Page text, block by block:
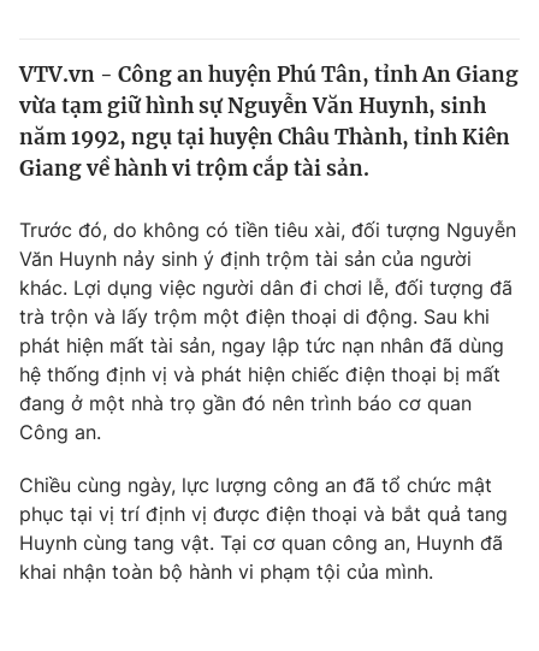
Y tế
Thế giới
Thế giới đó đây
Câu chuyện quốc tế
Kinh tế
Tài chính
Thị trường
Góc doanh nghiệp
Dữ liệu và đời sống
Truyền hình
Phim VTV
Nhân vật
Khán giả
Giải trí
Điện ảnh
Âm nhạc
Sao
Đời sống
Du lịch
Giáo dục
Giáo dục
VTV.vn - Công an huyện Phú Tân, tỉnh An Giang
vừa tạm giữ hình sự Nguyễn Văn Huynh, sinh
năm 1992, ngụ tại huyện Châu Thành, tỉnh Kiên
Giang về hành vi trộm cắp tài sản.
Trước đó, do không có tiền tiêu xài, đối tượng Nguyễn
Văn Huynh nảy sinh ý định trộm tài sản của người
khác. Lợi dụng việc người dân đi chơi lễ, đối tượng đã
trà trộn và lấy trộm một điện thoại di động. Sau khi
phát hiện mất tài sản, ngay lập tức nạn nhân đã dùng
hệ thống định vị và phát hiện chiếc điện thoại bị mất
đang ở một nhà trọ gần đó nên trình báo cơ quan
Công an.
Chiều cùng ngày, lực lượng công an đã tổ chức mật
phục tại vị trí định vị được điện thoại và bắt quả tang
Huynh cùng tang vật. Tại cơ quan công an, Huynh đã
khai nhận toàn bộ hành vi phạm tội của mình.